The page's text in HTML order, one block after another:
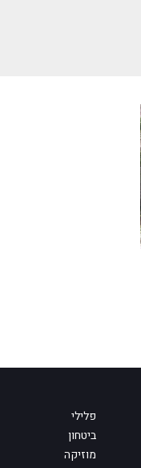
פלילי
ביטחון
מוזיקה